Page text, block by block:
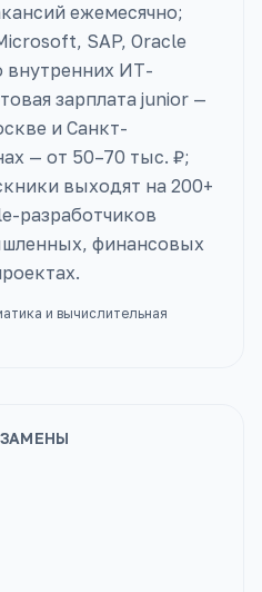
ежемесячно;
SAP, Oracle
внутренних ИТ-
зарплата junior —
и Санкт-
— от 50–70 тыс. ₽;
выходят на 200+
разработчиков
финансовых
и вычислительная